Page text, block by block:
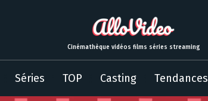
Cinémathèque vidéos films séries streaming
Séries TOP Casting Tendances